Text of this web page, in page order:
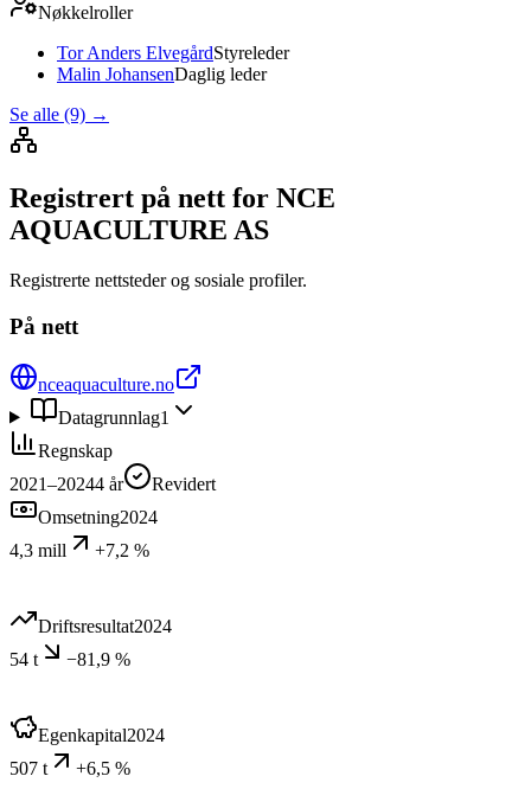
Nøkkelroller
Tor Anders ElvegårdStyreleder
Malin JohansenDaglig leder
Se alle (9) →
Registrert på nett for NCE
AQUACULTURE AS
Registrerte nettsteder og sosiale profiler.
På nett
nceaquaculture.no
Datagrunnlag1
Regnskap
2021–20244 år
Revidert
Omsetning2024
4,3 mill
+7,2 %
Driftsresultat2024
54 t
−81,9 %
Egenkapital2024
507 t
+6,5 %